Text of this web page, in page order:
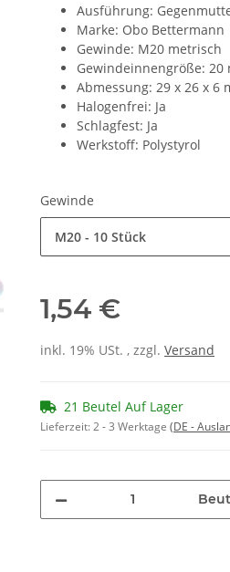
Ausführung:
Marke: Obo Bettermann
Gewinde: M20 metrisch
Gewindeinnengröße: 20
Abmessung: 29 x 26 x 6
Halogenfrei: Ja
Schlagfest: Ja
Werkstoff: Polystyrol
Gewinde
M20 - 10 Stück
1,54 €
inkl. 19% USt. , zzgl. Versand
21 Beutel Auf Lager
Lieferzeit:2 - 3 Werktage (DE -